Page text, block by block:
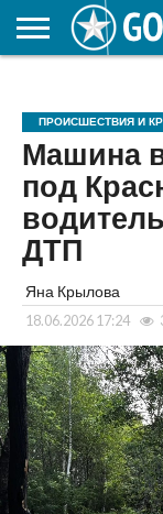
ОБРАЗОВАНИЕ
ПРОИСШЕСТВИЯ И
Машина
под
ДТП
Яна Крылова
18.06.2026 17:24